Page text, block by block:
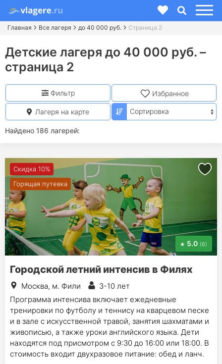
Главная Все лагеря до 40 000 руб. Страница 2
Детские лагеря до 40 000 руб. –
страница 2
Найдено 186 лагерей:
Фильтр Избранное
Лагеря на карте
Скидка 10%
Горящая путевка
5.0 (6)
Городской летний интенсив в Филях
Москва, м. Фили
3-10 лет
Программа интенсива включает ежедневные
тренировки по футболу и теннису на кварцевом песке
и в зале с искусственной травой, занятия шахматами и
живописью, а также уроки английского языка. Дети
находятся под присмотром с 9:30 до 16:00 или 18:00. В
стоимость входит двухразовое питание: обед и ланч.